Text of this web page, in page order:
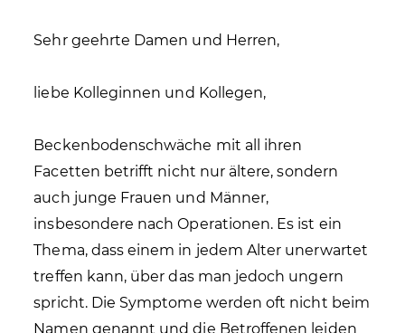
Sehr geehrte Damen und Herren,
liebe Kolleginnen und Kollegen,
Beckenbodenschwäche mit all ihren
Facetten betrifft nicht nur ältere, sondern
auch junge Frauen und Männer,
insbesondere nach Operationen. Es ist ein
Thema, dass einem in jedem Alter unerwartet
treffen kann, über das man jedoch ungern
spricht. Die Symptome werden oft nicht beim
Namen genannt und die Betroffenen leiden